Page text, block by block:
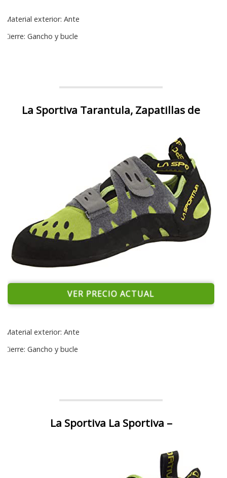
Material exterior: Ante
Cierre: Gancho y bucle
La Sportiva Tarantula, Zapatillas de
VER PRECIO ACTUAL
Material exterior: Ante
Cierre: Gancho y bucle
La Sportiva La Sportiva –